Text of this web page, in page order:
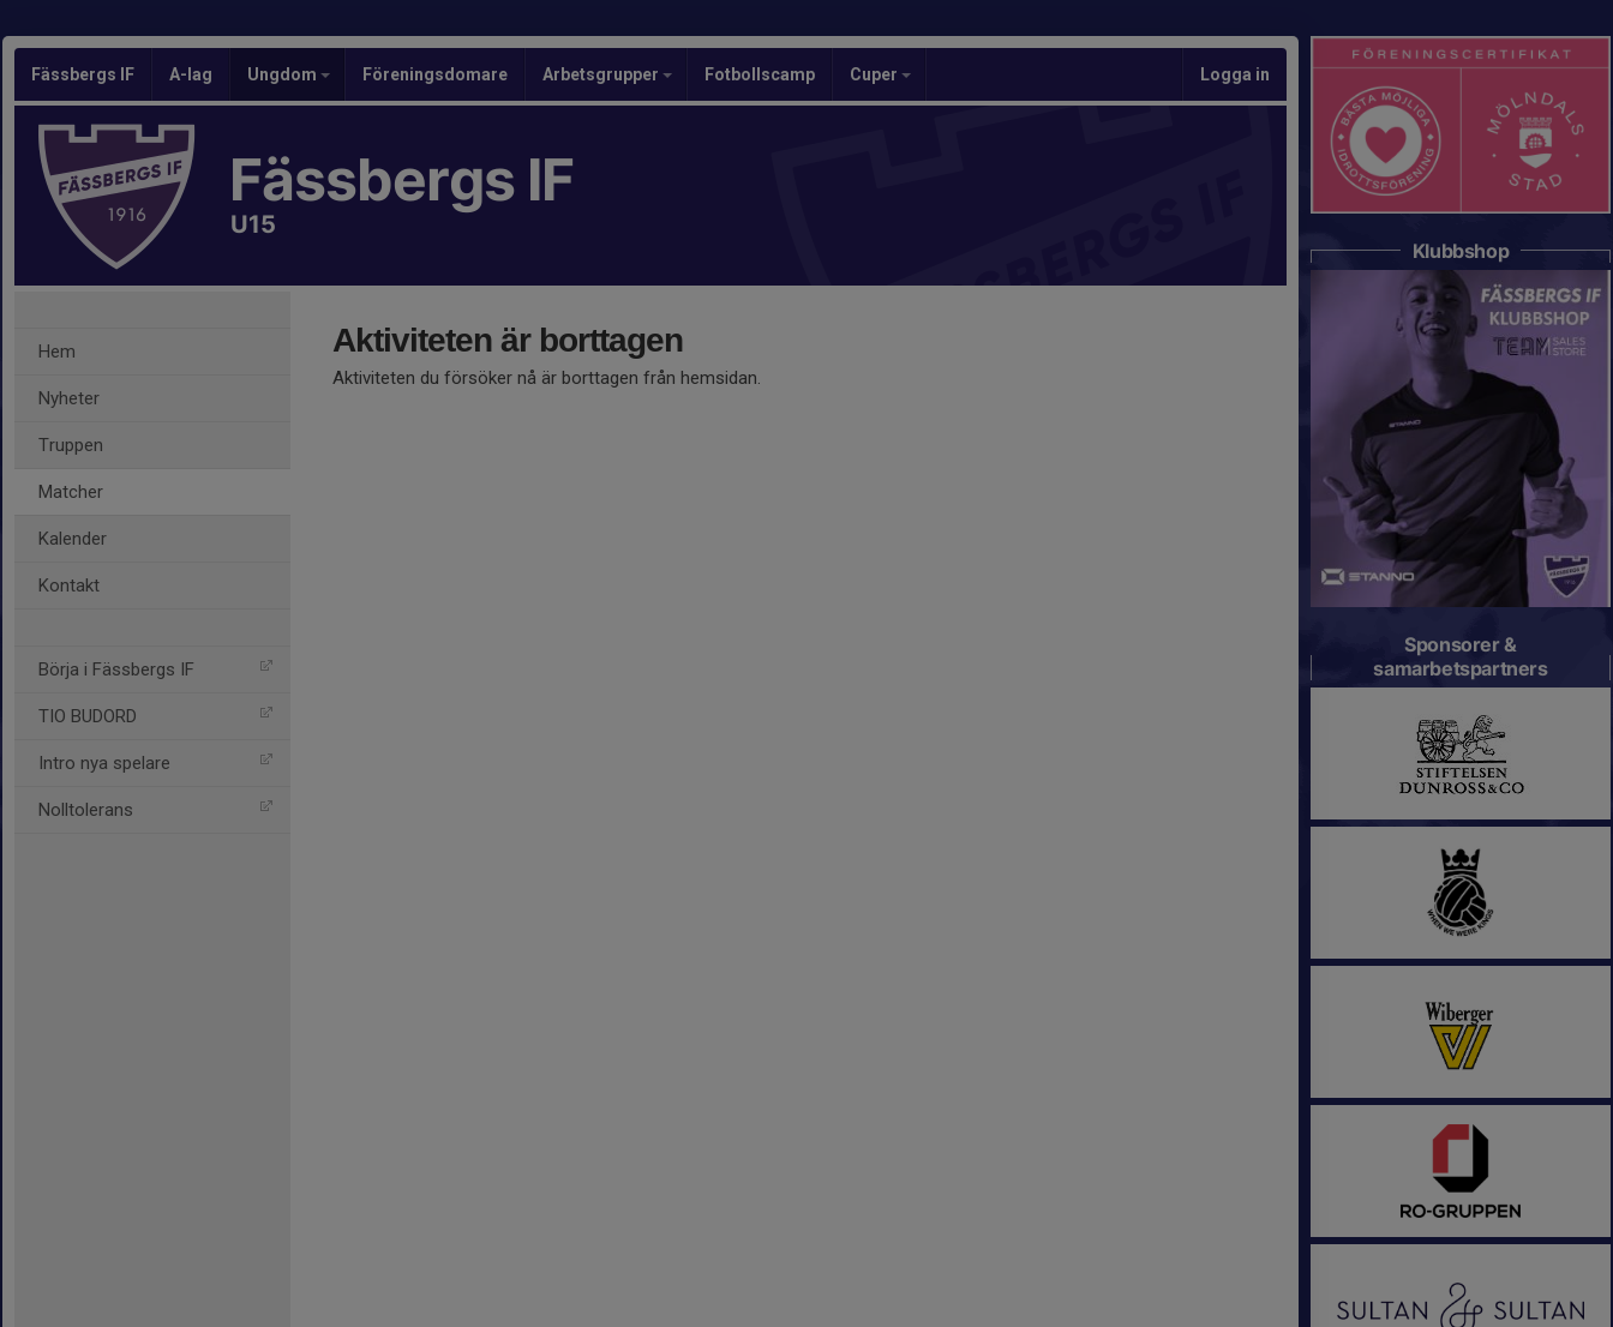
Fässbergs IF A-lag Ungdom Föreningsdomare Arbetsgrupper Fotbollscamp Cuper Logga in
Fässbergs IF
U15
Hem
Nyheter
Truppen
Matcher
Kalender
Kontakt
Börja i Fässbergs IF
TIO BUDORD
Intro nya spelare
Nolltolerans
Aktiviteten är borttagen
Aktiviteten du försöker nå är borttagen från hemsidan.
Klubbshop
Sponsorer &
samarbetspartners